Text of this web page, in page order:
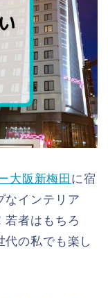
大阪新梅田 に宿
なインテリア
若者はもちろ
代の私でも楽し